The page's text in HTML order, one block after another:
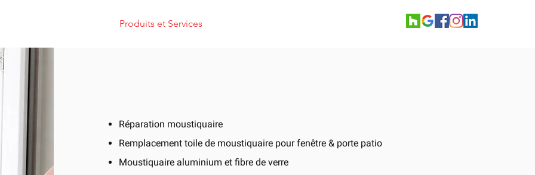
Produits et Services
Réparation moustiquaire
Remplacement toile de moustiquaire pour fenêtre & porte patio
Moustiquaire aluminium et fibre de verre